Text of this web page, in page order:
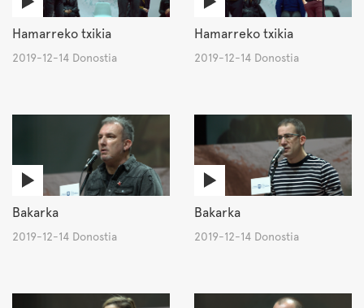
Hamarreko txikia
2019-12-14 Donostia
Hamarreko txikia
2019-12-14 Donostia
Bakarka
2019-12-14 Donostia
Bakarka
2019-12-14 Donostia